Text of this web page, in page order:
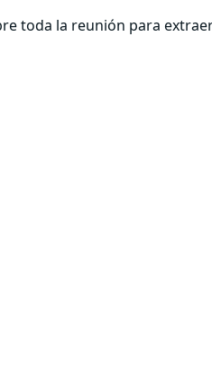
toda la reunión para